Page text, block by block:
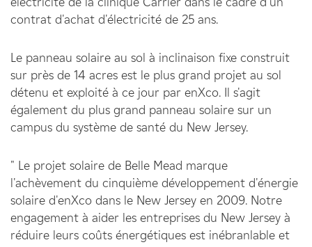
contrat d'achat d'électricité de 25 ans.
Le panneau solaire au sol à inclinaison fixe construit
sur près de 14 acres est le plus grand projet au sol
détenu et exploité à ce jour par enXco. Il s'agit
également du plus grand panneau solaire sur un
campus du système de santé du New Jersey.
" Le projet solaire de Belle Mead marque
l'achèvement du cinquième développement d'énergie
solaire d'enXco dans le New Jersey en 2009. Notre
engagement à aider les entreprises du New Jersey à
réduire leurs coûts énergétiques est inébranlable et